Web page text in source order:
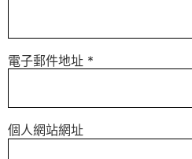
電子郵件地址 *
個人網站網址